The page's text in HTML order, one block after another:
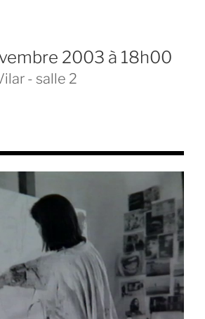
2003 à 18h00
- salle 2